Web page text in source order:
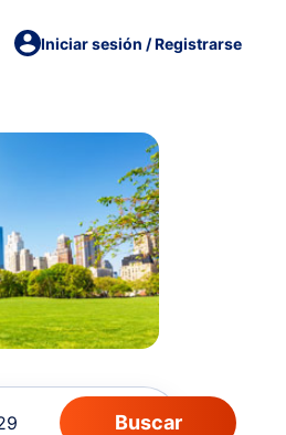
Iniciar sesión / Registrarse